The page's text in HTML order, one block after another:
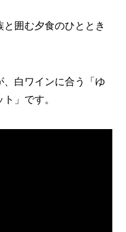
囲む夕食のひととき
白ワインに合う「ゆ
」です。